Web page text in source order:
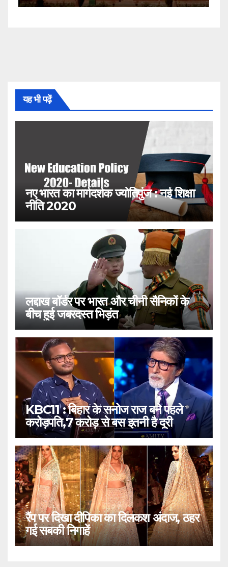
यह भी पढ़ें
नए भारत का मार्गदर्शक ज्योतिपुंज : नई शिक्षा
नीति 2020
लद्दाख बॉर्डर पर भारत और चीनी सैनिकों के
बीच हुई जबरदस्त भिड़ंत
KBC11 : बिहार के सनोज राज बने पहले
करोड़पति,7 करोड़ से बस इतनी है दूरी
रैंप पर दिखा दीपिका का दिलकश अंदाज, ठहर
गई सबकी निगाहें